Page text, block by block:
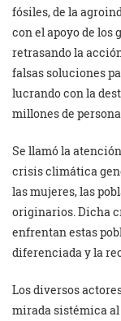
fósiles, de la
con el apoyo de los
retrasando la
falsas soluciones
lucrando con la
millones de
Se llamó la
crisis climática
las mujeres, las
originarios. Dicha
enfrentan estas
diferenciada y la
Los diversos
mirada sistémica